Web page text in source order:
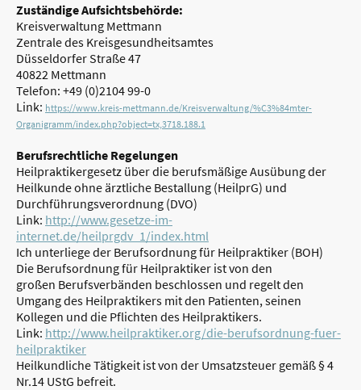
Zuständige Aufsichtsbehörde:
Kreisverwaltung Mettmann
Zentrale des Kreisgesundheitsamtes
Düsseldorfer Straße 47
40822 Mettmann
Telefon: +49 (0)2104 99-0
Link: https://www.kreis-mettmann.de/Kreisverwaltung/%C3%84mter-
Organigramm/index.php?object=tx,3718.188.1
Berufsrechtliche Regelungen
Heilpraktikergesetz über die berufsmäßige Ausübung der
Heilkunde ohne ärztliche Bestallung (HeilprG) und
Durchführungsverordnung (DVO)
Link: http://www.gesetze-im-
internet.de/heilprgdv_1/index.html
Ich unterliege der Berufsordnung für Heilpraktiker (BOH)
Die Berufsordnung für Heilpraktiker ist von den
großen Berufsverbänden beschlossen und regelt den
Umgang des Heilpraktikers mit den Patienten, seinen
Kollegen und die Pflichten des Heilpraktikers.
Link: http://www.heilpraktiker.org/die-berufsordnung-fuer-
heilpraktiker
Heilkundliche Tätigkeit ist von der Umsatzsteuer gemäß § 4
Nr.14 UStG befreit.